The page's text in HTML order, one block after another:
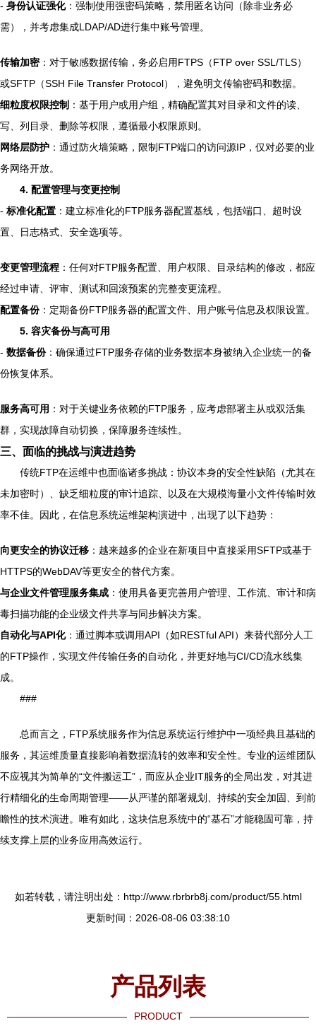
- 身份认证强化：强制使用强密码策略，禁用匿名访问（除非业务必
需），并考虑集成LDAP/AD进行集中账号管理。
传输加密：对于敏感数据传输，务必启用FTPS（FTP over SSL/TLS）
或SFTP（SSH File Transfer Protocol），避免明文传输密码和数据。
细粒度权限控制 ：基于用户或用户组，精确配置其对目录和文件的读、
写、列目录、删除等权限，遵循最小权限原则。
网络层防护 ：通过防火墙策略，限制FTP端口的访问源IP，仅对必要的业
务网络开放。
4. 配置管理与变更控制
- 标准化配置 ：建立标准化的FTP服务器配置基线，包括端口、超时设
置、日志格式、安全选项等。
变更管理流程 ：任何对FTP服务配置、用户权限、目录结构的修改，都应
经过申请、评审、测试和回滚预案的完整变更流程。
配置备份：定期备份FTP服务器的配置文件、用户账号信息及权限设置。
5. 容灾备份与高可用
- 数据备份：确保通过FTP服务存储的业务数据本身被纳入企业统一的备
份恢复体系。
服务高可用 ：对于关键业务依赖的FTP服务，应考虑部署主从或双活集
群，实现故障自动切换，保障服务连续性。
三、面临的挑战与演进趋势
传统FTP在运维中也面临诸多挑战：协议本身的安全性缺陷（尤其在
未加密时）、缺乏细粒度的审计追踪、以及在大规模海量小文件传输时效
率不佳。因此，在信息系统运维架构演进中，出现了以下趋势：
向更安全的协议迁移 ：越来越多的企业在新项目中直接采用SFTP或基于
HTTPS的WebDAV等更安全的替代方案。
与企业文件管理服务集成 ：使用具备更完善用户管理、工作流、审计和病
毒扫描功能的企业级文件共享与同步解决方案。
自动化与API化：通过脚本或调用API（如RESTful API）来替代部分人工
的FTP操作，实现文件传输任务的自动化，并更好地与CI/CD流水线集
成。
###
总而言之，FTP系统服务作为信息系统运行维护中一项经典且基础的
服务，其运维质量直接影响着数据流转的效率和安全性。专业的运维团队
不应视其为简单的“文件搬运工”，而应从企业IT服务的全局出发，对其进
行精细化的生命周期管理——从严谨的部署规划、持续的安全加固、到前
瞻性的技术演进。唯有如此，这块信息系统中的“基石”才能稳固可靠，持
续支撑上层的业务应用高效运行。
如若转载，请注明出处：http://www.rbrbrb8j.com/product/55.html
更新时间：2026-08-06 03:38:10
产品列表
PRODUCT